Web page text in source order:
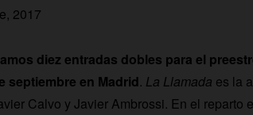
2017
diez entradas dobles para el
septiembre en Madrid. La Llamada es la
Calvo y Javier Ambrossi. En el reparto